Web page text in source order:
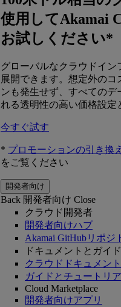
使用してAkamai
お試しください*
グローバルなクラウドイン
展開できます。想定外のコ
ンも発生せず、すべてのデ
れる透明性の高い価格設定
今すぐ試す
* プロモーションの引き換
をご覧ください
開発者向け
Back 開発者向け Close
クラウド開発者
開発者向けハブ
Akamai GitHubリポジ
ドキュメントとガイド
クラウドドキュメント
ガイドとチュートリ
Cloud Marketplace
開発者向けアプリ